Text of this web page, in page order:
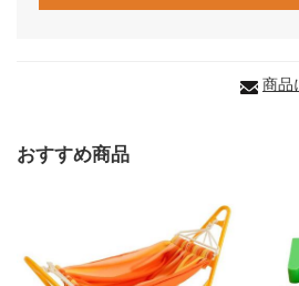
商品
おすすめ商品